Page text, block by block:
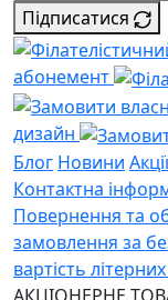
Підписатися
абонемент
дизайн
Блог Новини Акції
Контактна
Повернення та
замовлення за
вартість